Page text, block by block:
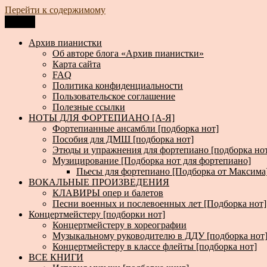
Перейти к содержимому
Архив пианистки
Всё для пианистов: ноты, книги, музыка, статьи…
Архив пианистки
Об авторе блога «Архив пианистки»
Карта сайта
FAQ
Политика конфиденциальности
Пользовательское соглашение
Полезные ссылки
НОТЫ ДЛЯ ФОРТЕПИАНО [А-Я]
Фортепианные ансамбли [подборка нот]
Пособия для ДМШ [подборка нот]
Этюды и упражнения для фортепиано [подборка
Музицирование [Подборка нот для фортепиано]
Пьесы для фортепиано [Подборка от
ВОКАЛЬНЫЕ ПРОИЗВЕДЕНИЯ
КЛАВИРЫ опер и балетов
Песни военных и послевоенных лет [Подборка нот]
Концертмейстеру [подборки нот]
Концертмейстеру в хореографии
Музыкальному руководителю в ДДУ [подборка нот]
Концертмейстеру в классе флейты [подборка нот]
ВСЕ КНИГИ